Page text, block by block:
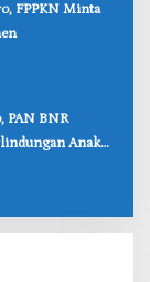
FPPKN Minta
PAN BNR
Anak